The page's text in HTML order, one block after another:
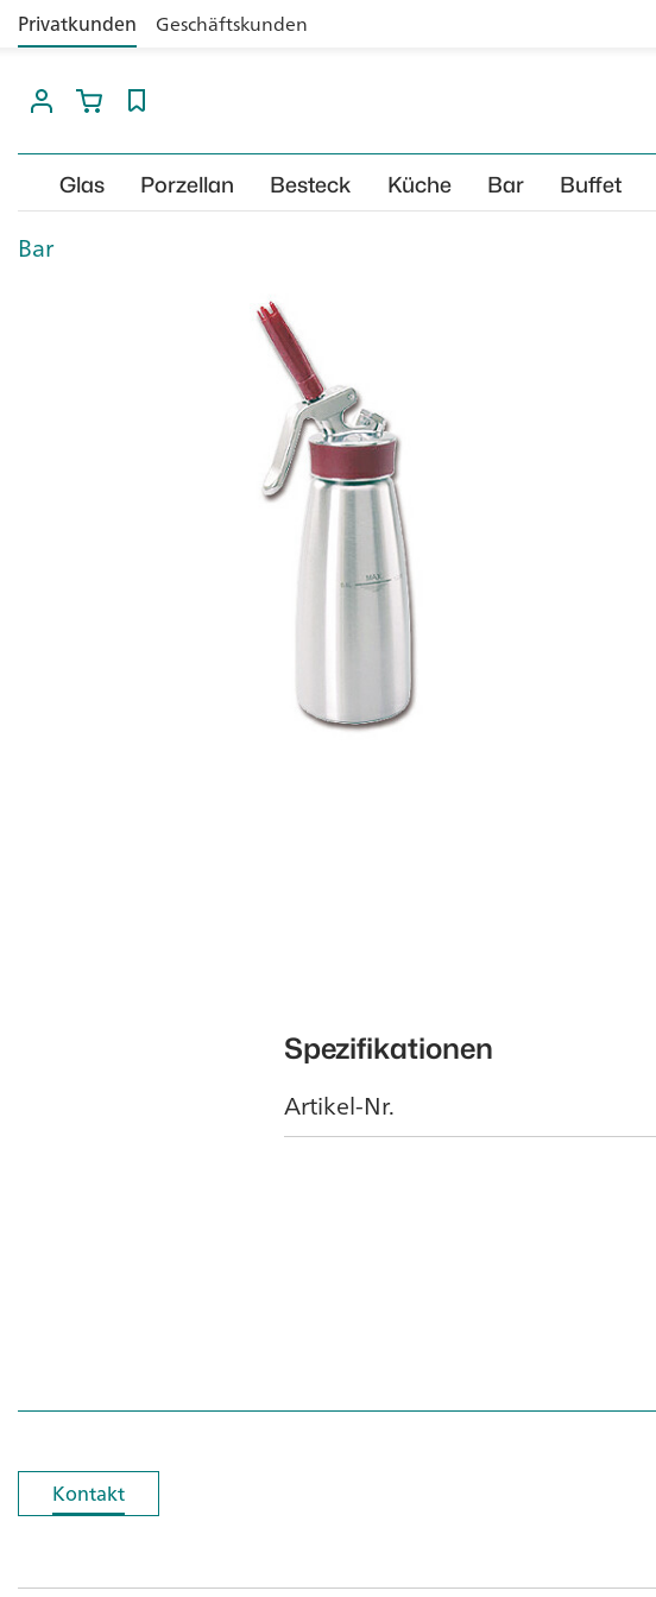
Privatkunden Geschäftskunden
Glas Porzellan Besteck Küche Bar Buffet
Bar
Spezifikationen
Artikel-Nr.
Kontakt
Kontakt